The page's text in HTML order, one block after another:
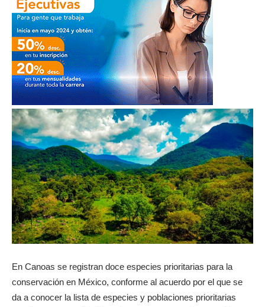
En Canoas se registran doce especies prioritarias para la
conservación en México, conforme al acuerdo por el que se
da a conocer la lista de especies y poblaciones prioritarias